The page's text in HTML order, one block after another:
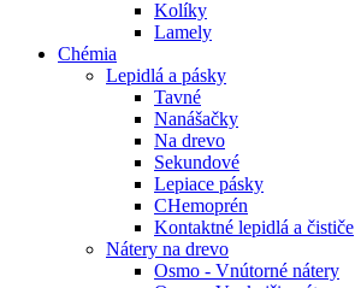
Kolíky
Lamely
Chémia
Lepidlá a pásky
Tavné
Nanášačky
Na drevo
Sekundové
Lepiace pásky
CHemoprén
Kontaktné lepidlá a čističe
Nátery na drevo
Osmo - Vnútorné nátery